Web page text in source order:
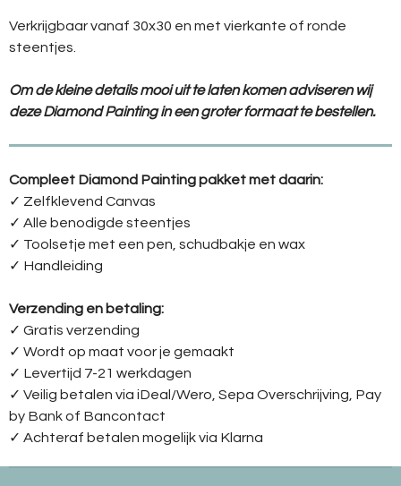
Verkrijgbaar vanaf 30x30 en met vierkante of ronde
steentjes.
Om de kleine details mooi uit te laten komen adviseren wij
deze Diamond Painting in een groter formaat te bestellen.
Compleet Diamond Painting pakket met daarin:
✓ Zelfklevend Canvas
✓ Alle benodigde steentjes
✓ Toolsetje met een pen, schudbakje en wax
✓ Handleiding
Verzending en betaling:
✓ Gratis verzending
✓ Wordt op maat voor je gemaakt
✓ Levertijd 7-21 werkdagen
✓ Veilig betalen via iDeal/Wero, Sepa Overschrijving, Pay
by Bank of Bancontact
✓ Achteraf betalen mogelijk via Klarna